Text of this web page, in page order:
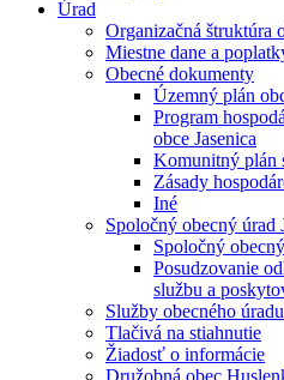
Úrad
Organizačná štruktúra
Miestne dane a
Obecné dokumenty
Územný plán
Program
obce Jasenica
Komunitný plán
Zásady
Iné
Spoločný obecný úrad
Spoločný
Posudzovanie
službu a
Služby obecného úradu
Tlačivá na stiahnutie
Žiadosť o informácie
Družobná obec